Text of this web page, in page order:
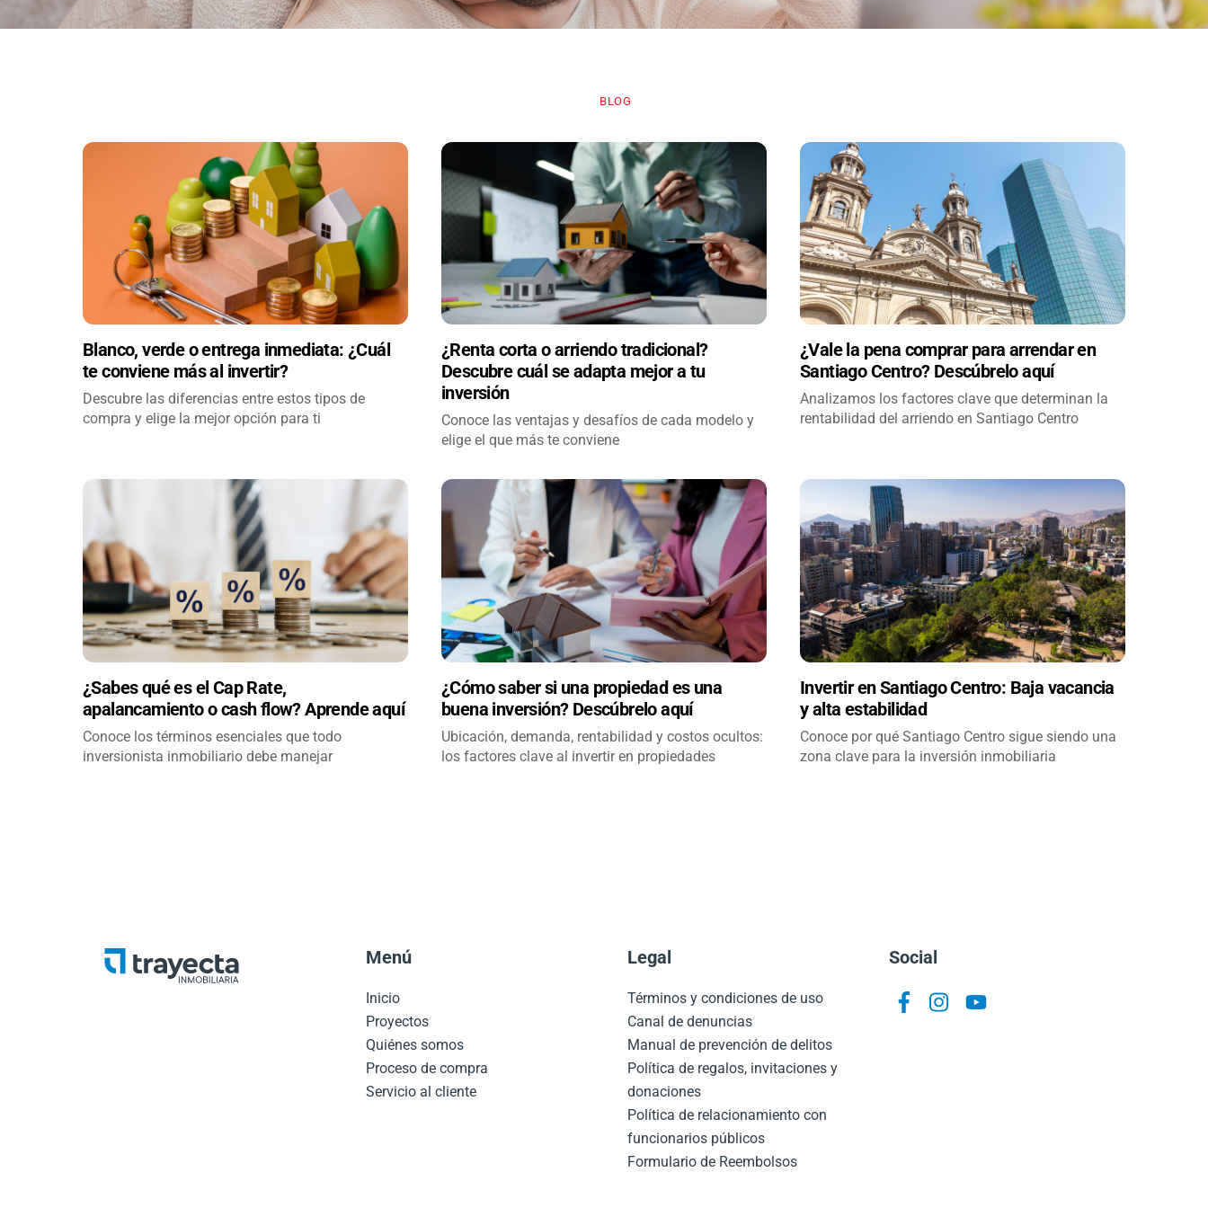
BLOG
Blanco, verde o entrega inmediata: ¿Cuál
te conviene más al invertir?
Descubre las diferencias entre estos tipos de
compra y elige la mejor opción para ti
¿Renta corta o arriendo tradicional?
Descubre cuál se adapta mejor a tu
inversión
Conoce las ventajas y desafíos de cada modelo y
elige el que más te conviene
¿Vale la pena comprar para arrendar en
Santiago Centro? Descúbrelo aquí
Analizamos los factores clave que determinan la
rentabilidad del arriendo en Santiago Centro
¿Sabes qué es el Cap Rate,
apalancamiento o cash flow? Aprende aquí
Conoce los términos esenciales que todo
inversionista inmobiliario debe manejar
¿Cómo saber si una propiedad es una
buena inversión? Descúbrelo aquí
Ubicación, demanda, rentabilidad y costos ocultos:
los factores clave al invertir en propiedades
Invertir en Santiago Centro: Baja vacancia
y alta estabilidad
Conoce por qué Santiago Centro sigue siendo una
zona clave para la inversión inmobiliaria
Menú
Inicio
Proyectos
Quiénes somos
Proceso de compra
Servicio al cliente
Legal
Términos y condiciones de uso
Canal de denuncias
Manual de prevención de delitos
Política de regalos, invitaciones y
donaciones
Política de relacionamiento con
funcionarios públicos
Formulario de Reembolsos
Social
Icon
Icon
Icon